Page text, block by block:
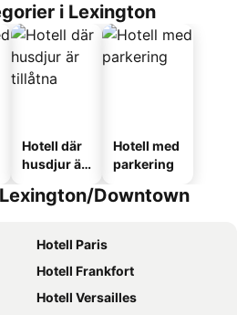
i Lexington
Hotell där
husdjur är
Hotell med
parkering
Downtown
Hotell Paris
Hotell Frankfort
Hotell Versailles